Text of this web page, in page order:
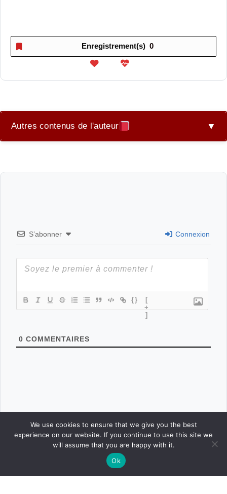
Enregistrement(s) 0
Autres contenus de l'auteur ▼
S’abonner Connexion
{}
[
+
]
0 COMMENTAIRES
CONCOURS
We use cookies to ensure that we give you the best
experience on our website. If you continue to use this site we
will assume that you are happy with it.
Ok